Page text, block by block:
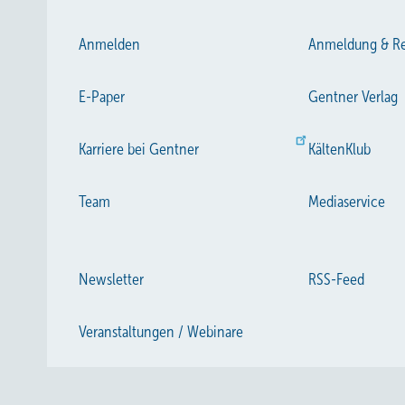
Anmelden Anmeldung &
E-Paper Gentner Verlag
Karriere bei Gentner KältenKlub
Team Mediaservice
Newsletter RSS-Feed
Veranstaltungen / Webinare